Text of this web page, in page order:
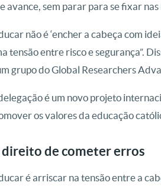
avance, sem parar para se fixar
não é ‘encher a cabeça com
tensão entre risco e segurança”.
grupo do Global Researchers
é um novo projeto
os valores da educação
direito de cometer erros
é arriscar na tensão entre a